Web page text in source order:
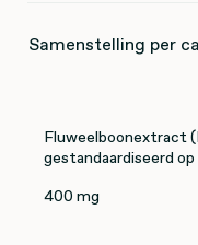
Samenstelling per
Fluweelboonextract
gestandaardiseerd
400 mg